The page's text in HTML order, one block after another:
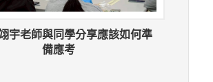
宇老師與同學分享應該如何準
備應考